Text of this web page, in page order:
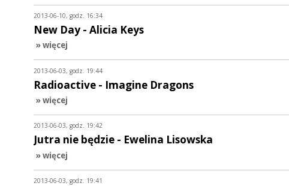
2013-06-10, godz. 16:34
New Day - Alicia Keys
» więcej
2013-06-03, godz. 19:44
Radioactive - Imagine Dragons
» więcej
2013-06-03, godz. 19:42
Jutra nie będzie - Ewelina Lisowska
» więcej
2013-06-03, godz. 19:41